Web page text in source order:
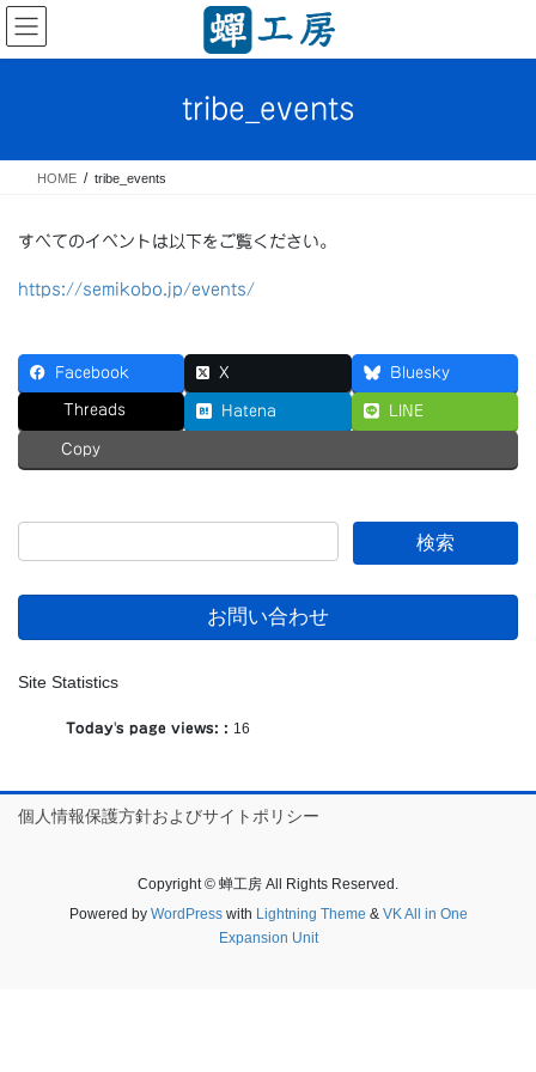
コ
ン
テ
ス
ナ
ビ
ゲ
ン
tribe_events
HOME tribe_events
すべてのイベントは以下をご覧ください。
https://semikobo.jp/events/
Facebook X Bluesky
Threads Hatena LINE
Copy
お問い合わせ
Site Statistics
Today's page views: : 16
個人情報保護方針およびサイトポリシー
Copyright © 蝉工房 All Rights Reserved.
Powered by WordPresswith Lightning Theme & VK All in One
Expansion Unit